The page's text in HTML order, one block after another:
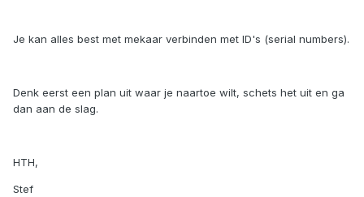
Je kan alles best met mekaar verbinden met ID's (serial numbers).
Denk eerst een plan uit waar je naartoe wilt, schets het uit en ga
dan aan de slag.
HTH,
Stef